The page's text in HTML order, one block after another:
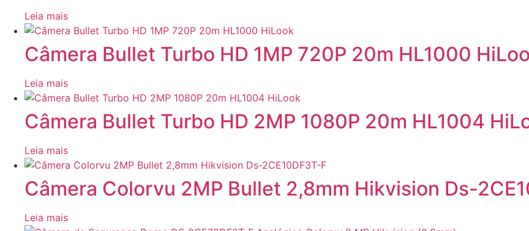
Leia mais
Câmera Bullet Turbo HD 1MP 720P 20m HL1000
Leia mais
Câmera Bullet Turbo HD 2MP 1080P 20m HL1004
Leia mais
Câmera Colorvu 2MP Bullet 2,8mm Hikvision Ds-
Leia mais